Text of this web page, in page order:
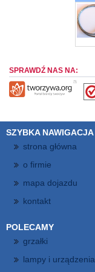
SPRAWDŹ NAS NA:
SZYBKA NAWIGACJA
strona główna
o firmie
mapa dojazdu
kontakt
POLECAMY
grzałki
lampy i